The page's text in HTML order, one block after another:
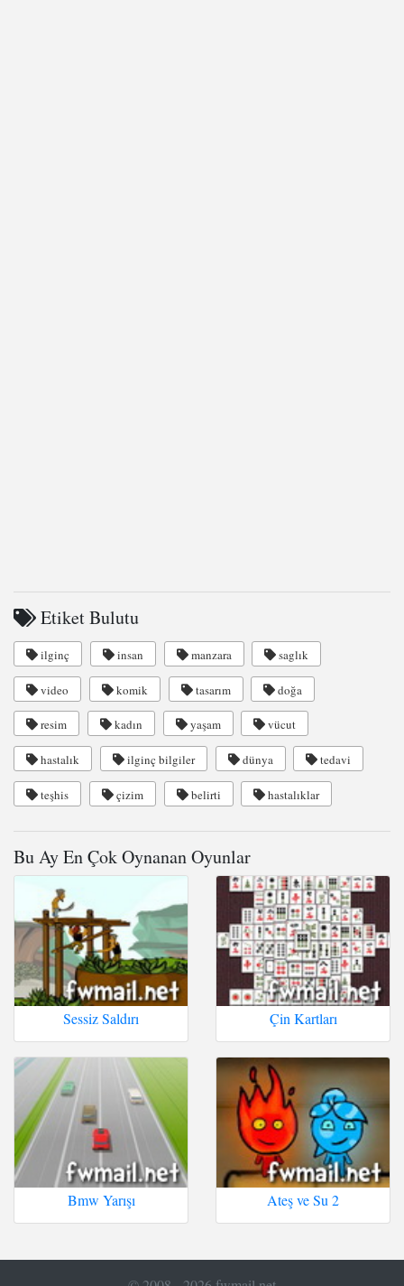
Etiket Bulutu
ilginç insan manzara saglık
video komik tasarım doğa
resim kadın yaşam vücut
hastalık ilginç bilgiler dünya tedavi
teşhis çizim belirti hastalıklar
Bu Ay En Çok Oynanan Oyunlar
Sessiz Saldırı Çin Kartları
Bmw Yarışı Ateş ve Su 2